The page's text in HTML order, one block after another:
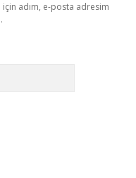
için adım, e-posta adresim